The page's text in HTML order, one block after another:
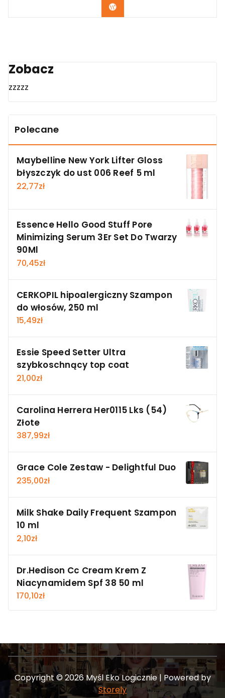
Zobacz
Zobacz
zzzzz
Polecane
Maybelline New York Lifter Gloss
błyszczyk do ust 006 Reef 5 ml
22,77zł
Essence Hello Good Stuff Pore
Minimizing Serum 3Er Set Do Twarzy
90Ml
70,45zł
CERKOPIL hipoalergiczny Szampon
do włosów, 250 ml
15,49zł
Essie Speed Setter Ultra
szybkoschnący top coat
21,00zł
Carolina Herrera Her0115 Lks (54)
Złote
387,99zł
Grace Cole Zestaw - Delightful Duo
235,00zł
Milk Shake Daily Frequent Szampon
10 ml
2,10zł
Dr.Hedison Cc Cream Krem Z
Niacynamidem Spf 38 50 ml
170,10zł
Copyright © 2026 Myśl Eko Logicznie | Powered by
Storely